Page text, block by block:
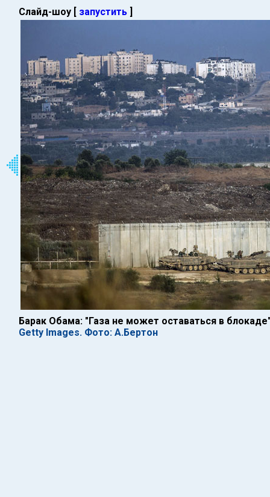
Слайд-шоу [ запустить ]
Барак Обама: "Газа не может оставаться в
Getty Images. Фото: А.Бертон